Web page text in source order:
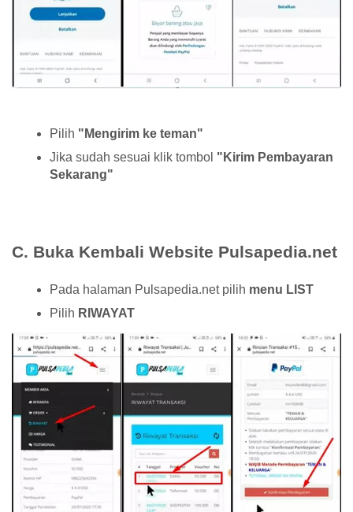
Pilih "Mengirim ke teman"
Jika sudah sesuai klik tombol "Kirim Pembayaran
Sekarang"
C. Buka Kembali Website Pulsapedia.net
Pada halaman Pulsapedia.net pilih menu LIST
Pilih RIWAYAT